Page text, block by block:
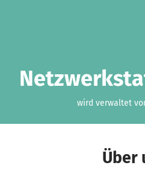
wird verwaltet
Über